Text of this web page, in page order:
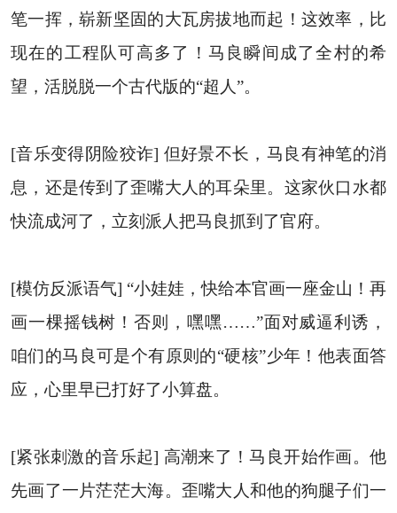
笔一挥，崭新坚固的大瓦房拔地而起！这效率，比
现在的工程队可高多了！马良瞬间成了全村的希
望，活脱脱一个古代版的“超人”。
[音乐变得阴险狡诈] 但好景不长，马良有神笔的消
息，还是传到了歪嘴大人的耳朵里。这家伙口水都
快流成河了，立刻派人把马良抓到了官府。
[模仿反派语气] “小娃娃，快给本官画一座金山！再
画一棵摇钱树！否则，嘿嘿……”面对威逼利诱，
咱们的马良可是个有原则的“硬核”少年！他表面答
应，心里早已打好了小算盘。
[紧张刺激的音乐起] 高潮来了！马良开始作画。他
先画了一片茫茫大海。歪嘴大人和他的狗腿子们一